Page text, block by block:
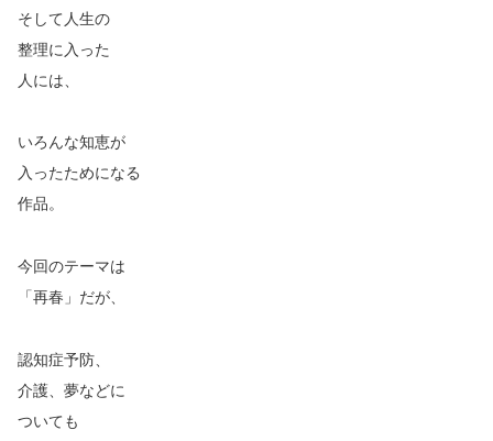
そして人生の
整理に入った
人には、
いろんな知恵が
入ったためになる
作品。
今回のテーマは
「再春」だが、
認知症予防、
介護、夢などに
ついても